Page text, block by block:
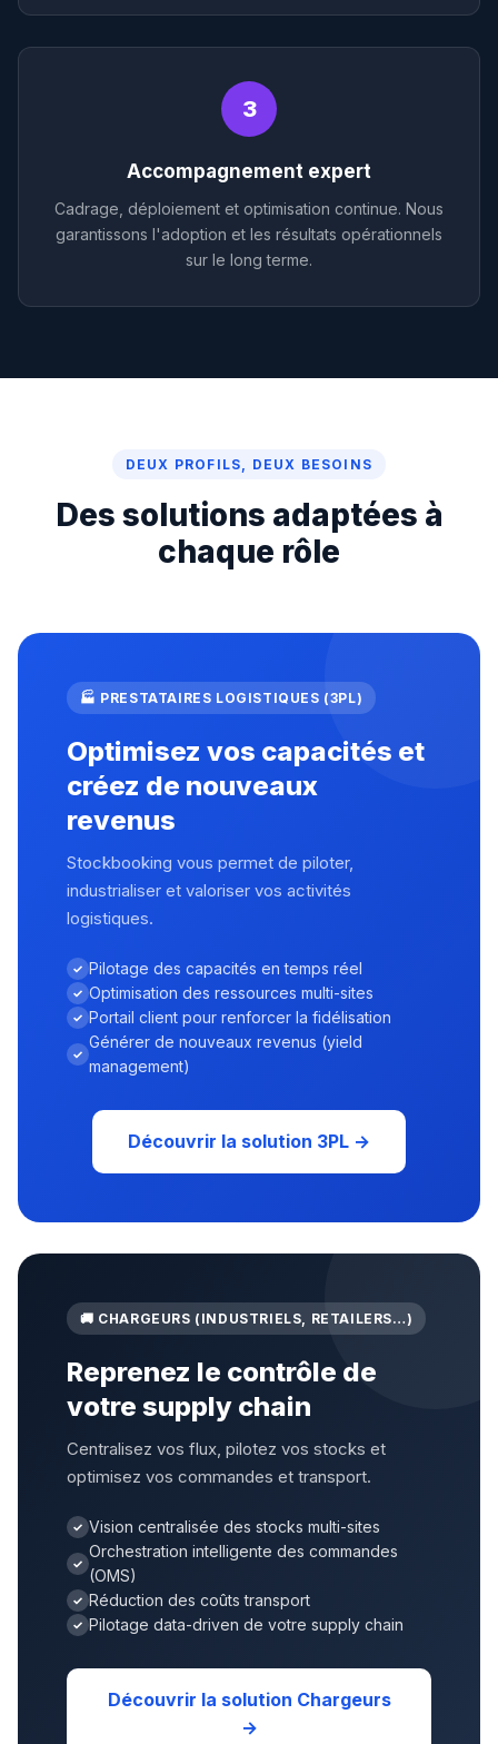
3
Accompagnement expert
Cadrage, déploiement et optimisation continue. Nous
garantissons l'adoption et les résultats opérationnels
sur le long terme.
DEUX PROFILS, DEUX BESOINS
Des solutions adaptées à
chaque rôle
🏭 PRESTATAIRES LOGISTIQUES (3PL)
Optimisez vos capacités et
créez de nouveaux
revenus
Stockbooking vous permet de piloter,
industrialiser et valoriser vos activités
logistiques.
Pilotage des capacités en temps réel
Optimisation des ressources multi-sites
Portail client pour renforcer la fidélisation
Générer de nouveaux revenus (yield
management)
Découvrir la solution 3PL →
🚚 CHARGEURS (INDUSTRIELS, RETAILERS…)
Reprenez le contrôle de
votre supply chain
Centralisez vos flux, pilotez vos stocks et
optimisez vos commandes et transport.
Vision centralisée des stocks multi-sites
Orchestration intelligente des commandes
(OMS)
Réduction des coûts transport
Pilotage data-driven de votre supply chain
Découvrir la solution Chargeurs
→